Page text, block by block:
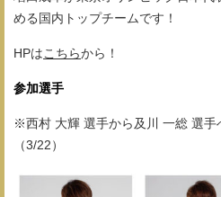
める国内トップチームです！
HPはこちらから！
参加選手
※西村 大輝 選手から及川 一総 選手
（3/22）